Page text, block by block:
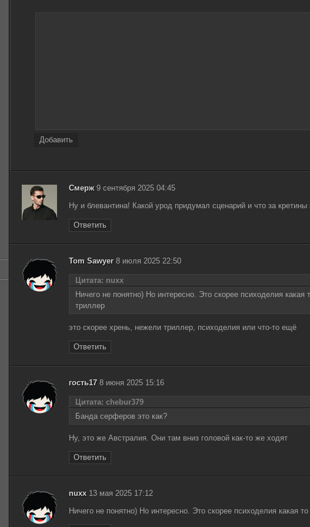
(2007) BDRip 1080p | D
Добавить
Смерж9 сентября 2025 04:45
Ну и блевантина! Какой урод придумал сценарий и что за кретины
Ответить
Tom Sawyer8 июля 2025 22:50
Цитата: nuxx
Ничего не понятно) Но интересно. Это скорее психоделия какая
триллер
это скорее хрень, нежели триллер, психоделия или что-то ещё
Ответить
гость178 июня 2025 15:16
Цитата: chebur379
Банда серферов это как?
Ну, это же Австралия. Они там вниз головой как-то же ходят
Ответить
nuxx13 мая 2025 17:12
Ничего не понятно) Но интересно. Это скорее психоделия какая